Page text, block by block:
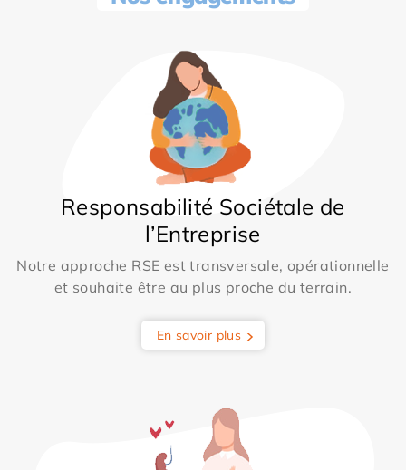
Responsabilité Sociétale de
l’Entreprise
Notre approche RSE est transversale, opérationnelle
et souhaite être au plus proche du terrain.
En savoir plus